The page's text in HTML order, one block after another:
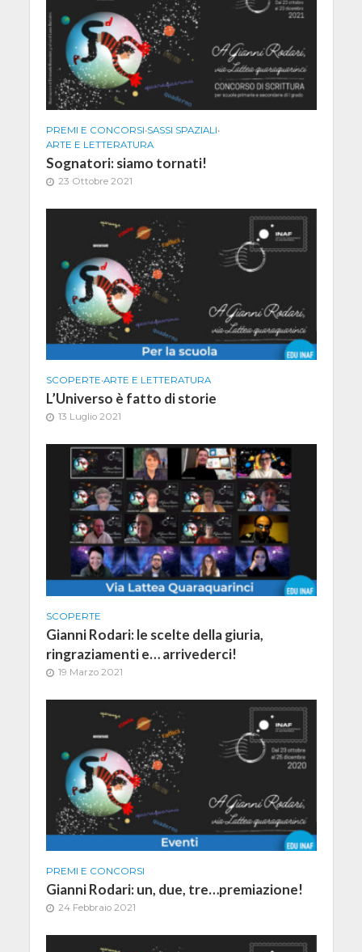
PREMI E CONCORSI•SASSI SPAZIALI•
ARTE E LETTERATURA
Sognatori: siamo tornati!
23 Ottobre 2021
SCOPERTE•ARTE E LETTERATURA
L’Universo è fatto di storie
13 Luglio 2021
SCOPERTE
Gianni Rodari: le scelte della giuria,
ringraziamenti e… arrivederci!
19 Marzo 2021
PREMI E CONCORSI
Gianni Rodari: un, due, tre…premiazione!
24 Febbraio 2021